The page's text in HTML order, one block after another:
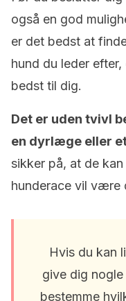
også en god
er det bedst at
hund du leder
bedst til dig.
Det er uden tvivl
en dyrlæge eller
sikker på, at de
hunderace vil være
Hvis du kan
give dig
bestemme